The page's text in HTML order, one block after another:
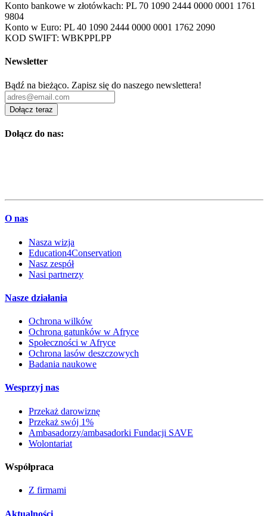
Konto bankowe w złotówkach: PL 70 1090 2444 0000 0001 1761
9804
Konto w Euro: PL 40 1090 2444 0000 0001 1762 2090
KOD SWIFT: WBKPPLPP
Newsletter
Bądź na bieżąco. Zapisz się do naszego newslettera!
Dołącz teraz
Dołącz do nas:
O nas
Nasza wizja
Education4Conservation
Nasz zespół
Nasi partnerzy
Nasze działania
Ochrona wilków
Ochrona gatunków w Afryce
Społeczności w Afryce
Ochrona lasów deszczowych
Badania naukowe
Wesprzyj nas
Przekaż darowiznę
Przekaż swój 1%
Ambasadorzy/ambasadorki Fundacji SAVE
Wolontariat
Współpraca
Z firmami
Aktualności